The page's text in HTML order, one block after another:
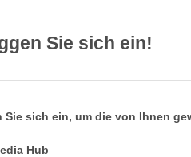
Sie sich ein!
Sie sich ein, um die von Ihnen
Hub